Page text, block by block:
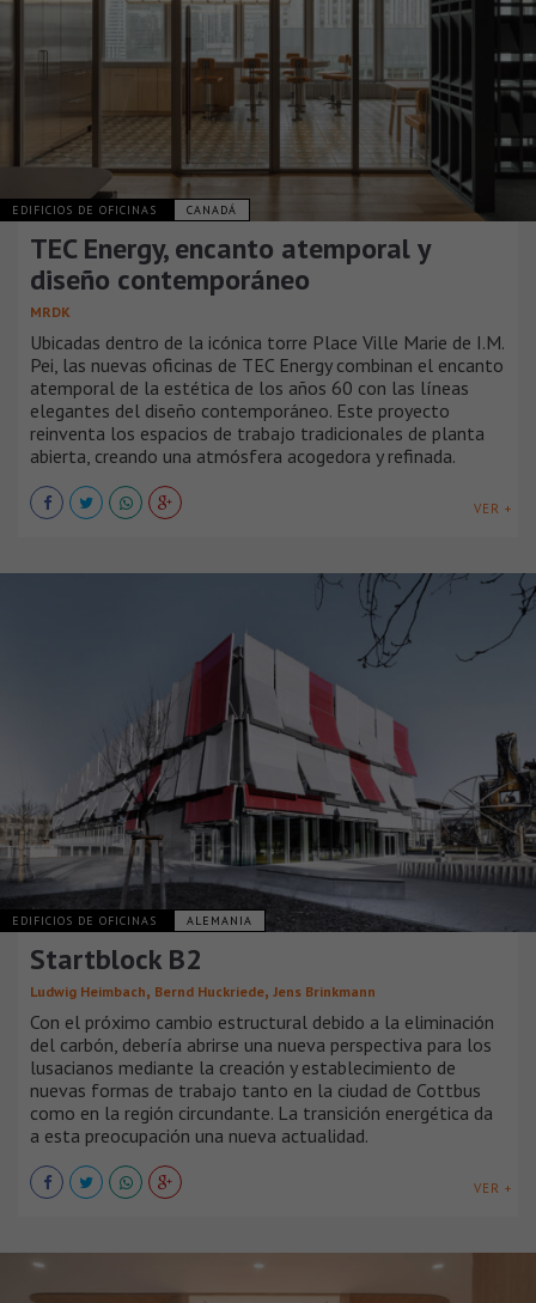
EDIFICIOS DE OFICINAS CANADÁ
TEC Energy, encanto atemporal y
diseño contemporáneo
MRDK
Ubicadas dentro de la icónica torre Place Ville Marie de I.M.
Pei, las nuevas oficinas de TEC Energy combinan el encanto
atemporal de la estética de los años 60 con las líneas
elegantes del diseño contemporáneo. Este proyecto
reinventa los espacios de trabajo tradicionales de planta
abierta, creando una atmósfera acogedora y refinada.
VER +
EDIFICIOS DE OFICINAS ALEMANIA
Startblock B2
Ludwig Heimbach, Bernd Huckriede, Jens Brinkmann
Con el próximo cambio estructural debido a la eliminación
del carbón, debería abrirse una nueva perspectiva para los
lusacianos mediante la creación y establecimiento de
nuevas formas de trabajo tanto en la ciudad de Cottbus
como en la región circundante. La transición energética da
a esta preocupación una nueva actualidad.
VER +